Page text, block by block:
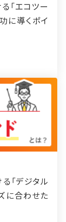
「エコツー
に導くポイ
「デジタル
に合わせた